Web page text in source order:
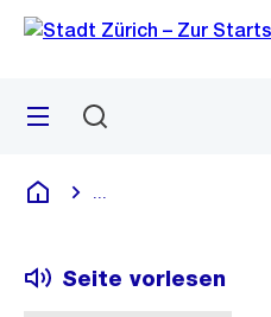
Navigation
Sprunglink
Menü
Deutsch
Seite vorlesen